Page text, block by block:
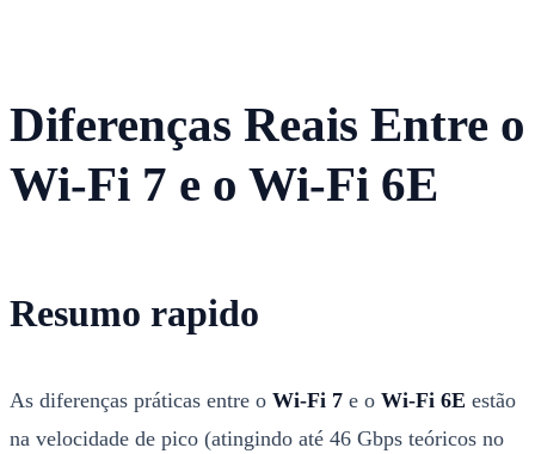
Diferenças Reais Entre o
Wi-Fi 7 e o Wi-Fi 6E
Resumo rapido
As diferenças práticas entre o Wi-Fi 7 e o Wi-Fi 6E estão
na velocidade de pico (atingindo até 46 Gbps teóricos no